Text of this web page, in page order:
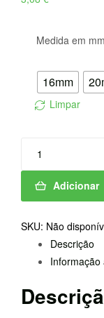
Medida em mm
16mm
Limpar
FURADOR
BROCA
Adicionar
SKU: Não
Descrição
Informação